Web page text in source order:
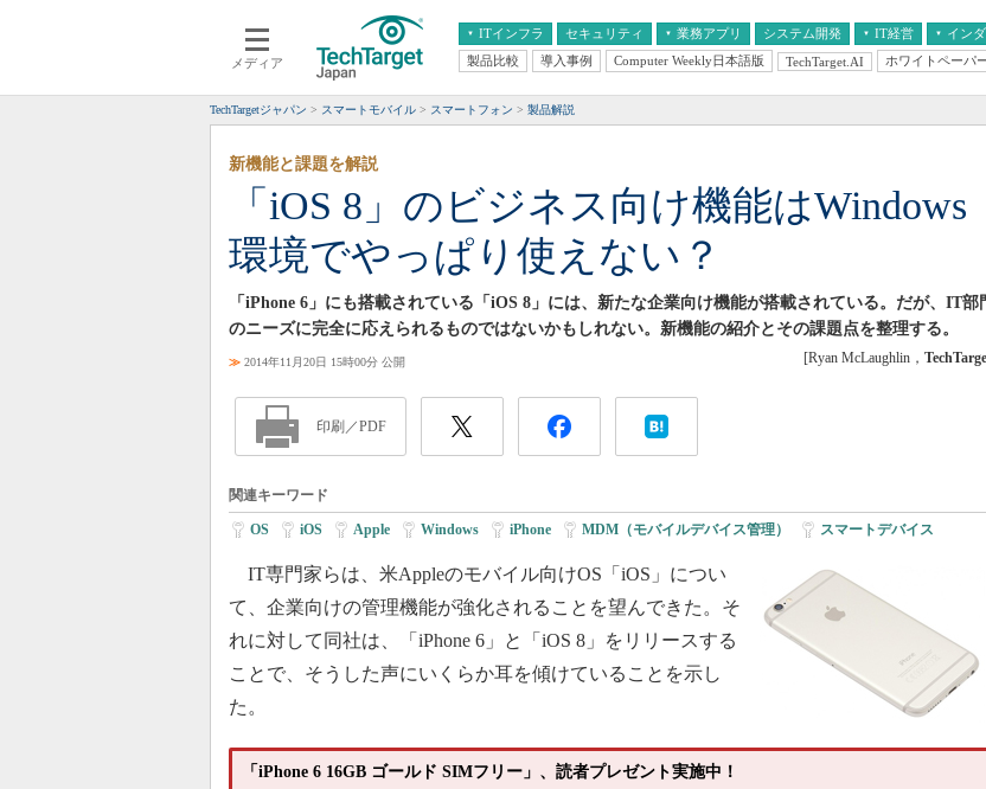
メディア
ITインフラ
クラウド
スマートモバイル
ネットワーク
システム運用管理
セキュリティ 業務アプリ
エンタープライズAI
ERP
情報系システム
システム開発 IT経営
経営とIT
イン
医療IT
製品比較 導入事例 Computer Weekly日本語版 TechTarget.AI ホワイトペーパ
TechTargetジャパン スマートモバイル スマートフォン 製品解説
「iOS 8」のビジネス向け機能はWindows
環境でやっぱり使えない？
新機能と課題を解説
「iPhone 6」にも搭載されている「iOS 8」には、新たな企業向け機能が搭載されている。だが、IT部
のニーズに完全に応えられるものではないかもしれない。新機能の紹介とその課題点を整理する。
≫ 2014年11月20日 15時00分 公開 [Ryan McLaughlin，
印刷／PDF
関連キーワード
OS iOS Apple Windows iPhone MDM（モバイルデバイス管理） スマートデバイス
IT専門家らは、米Appleのモバイル向けOS「iOS」につい
て、企業向けの管理機能が強化されることを望んできた。そ
れに対して同社は、「iPhone 6」と「iOS 8」をリリースする
ことで、そうした声にいくらか耳を傾けていることを示し
た。
「iPhone 6 16GB ゴールド SIMフリー」、読者プレゼント実施中！